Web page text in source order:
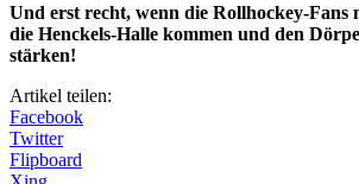
Und erst recht, wenn die Rollhockey-Fans
die Henckels-Halle kommen und den
stärken!
Artikel teilen:
Facebook
Twitter
Flipboard